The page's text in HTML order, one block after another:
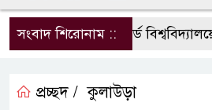
সংবাদ শিরোনাম ::
হার্ভার্ড
প্রচ্ছদ / কুলাউড়া